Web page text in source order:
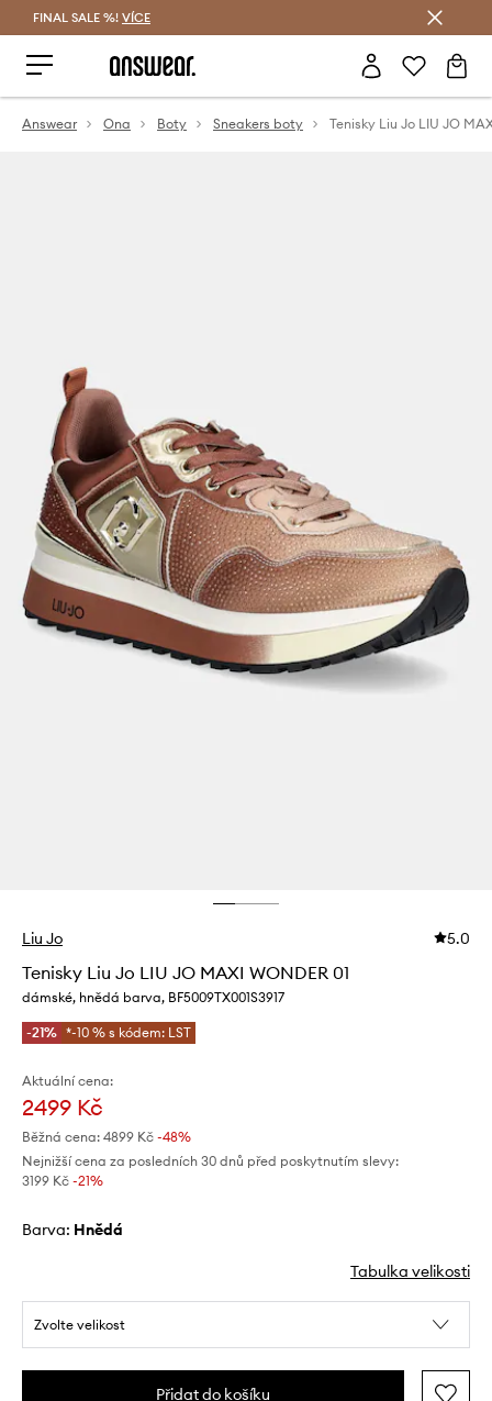
FINAL SALE %! VÍCE
Answear Ona Boty Sneakers boty
Liu Jo 5.0
Tenisky Liu Jo LIU JO MAXI WONDER 01
dámské, hnědá barva, BF5009TX001S3917
-21% *-10 % s kódem: LST
Aktuální cena:
2499 Kč
Běžná cena: 4899 Kč -48%
Nejnižší cena za posledních 30 dnů před poskytnutím slevy:
3199 Kč -21%
Barva: hnědá
Tabulka velikosti
Zvolte velikost
Přidat do košíku